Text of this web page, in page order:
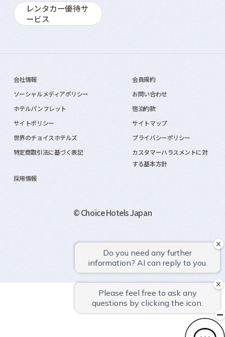
レンタカー優待サ
ービス
会社情報
会員規約
ソーシャルメディアポリシー
お問い合わせ
ホテルパンフレット
宿泊約款
サイトポリシー
サイトマップ
世界のチョイスホテルズ
プライバシーポリシー
特定商取引法に基づく表記
カスタマーハラスメントに対
する基本方針
採用情報
© Choice Hotels Japan